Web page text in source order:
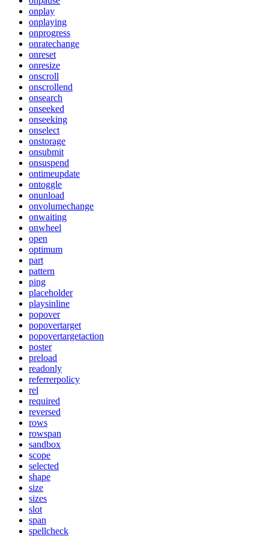
onplay
onplaying
onprogress
onratechange
onreset
onresize
onscroll
onscrollend
onsearch
onseeked
onseeking
onselect
onstorage
onsubmit
onsuspend
ontimeupdate
ontoggle
onunload
onvolumechange
onwaiting
onwheel
open
optimum
part
pattern
ping
placeholder
playsinline
popover
popovertarget
popovertargetaction
poster
preload
readonly
referrerpolicy
rel
required
reversed
rows
rowspan
sandbox
scope
selected
shape
size
sizes
slot
span
spellcheck